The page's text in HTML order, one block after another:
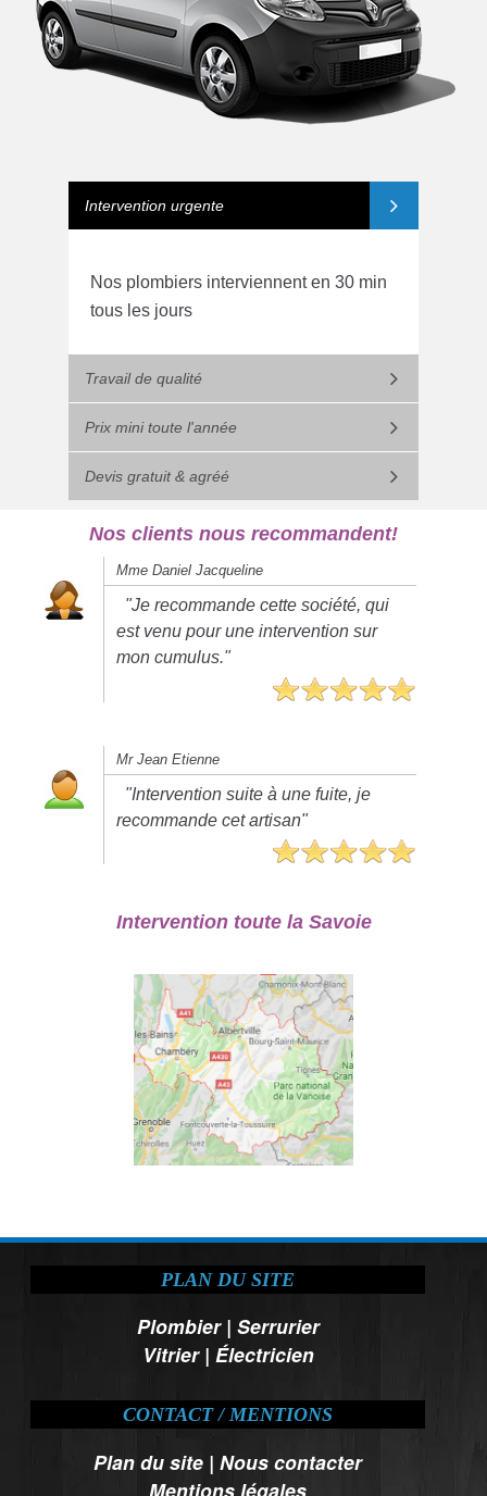
Intervention urgente
Nos plombiers interviennent en 30 min
tous les jours
Travail de qualité
Prix mini toute l'année
Devis gratuit & agréé
Nos clients nous recommandent!
Mme Daniel Jacqueline
"Je recommande cette société, qui
est venu pour une intervention sur
mon cumulus."
Mr Jean Etienne
"Intervention suite à une fuite, je
recommande cet artisan"
Intervention toute la Savoie
PLAN DU SITE
Plombier| Serrurier
Vitrier| Électricien
CONTACT / MENTIONS
Plan du site |Nous contacter
Mentions légales